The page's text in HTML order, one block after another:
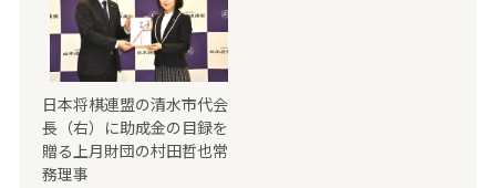
日本将棋連盟の清水市代会
長（右）に助成金の目録を
贈る上月財団の村田哲也常
務理事